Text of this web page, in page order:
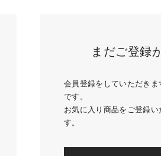
まだご登録
会員登録をしていただき
です。
お気に入り商品をご登録
す。